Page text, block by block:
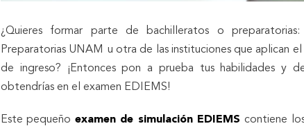
¿Quieres formar parte de bachilleratos o
Preparatorias UNAM u otra de las instituciones que aplican el
de ingreso? ¡Entonces pon a prueba tus habilidades y
obtendrías en el examen EDIEMS!
Este pequeño examen de simulación EDIEMScontiene